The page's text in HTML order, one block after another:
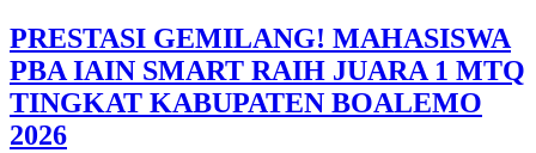
PRESTASI GEMILANG! MAHASISWA
PBA IAIN SMART RAIH JUARA 1 MTQ
TINGKAT KABUPATEN BOALEMO
2026